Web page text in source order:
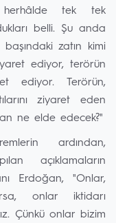
herhâlde tek tek
belli. Şu anda
zatın kimi
ediyor, terörün
ediyor. Terörün,
ziyaret eden
ne elde edecek?"
ardından,
açıklamaların
Erdoğan, "Onlar,
onlar iktidarı
Çünkü onlar bizim